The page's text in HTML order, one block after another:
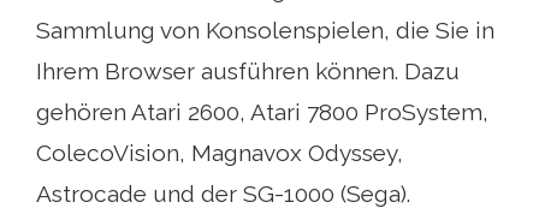
Sammlung von Konsolenspielen, die Sie in
Ihrem Browser ausführen können. Dazu
gehören Atari 2600, Atari 7800 ProSystem,
ColecoVision, Magnavox Odyssey,
Astrocade und der SG-1000 (Sega).